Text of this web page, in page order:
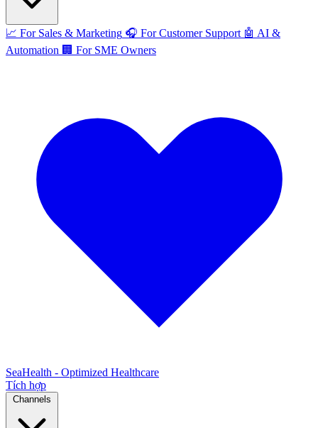
📈 For Sales & Marketing 🎧 For Customer Support 🤖 AI &
Automation 🏢 For SME Owners
SeaHealth - Optimized Healthcare
Tích hợp
Channels